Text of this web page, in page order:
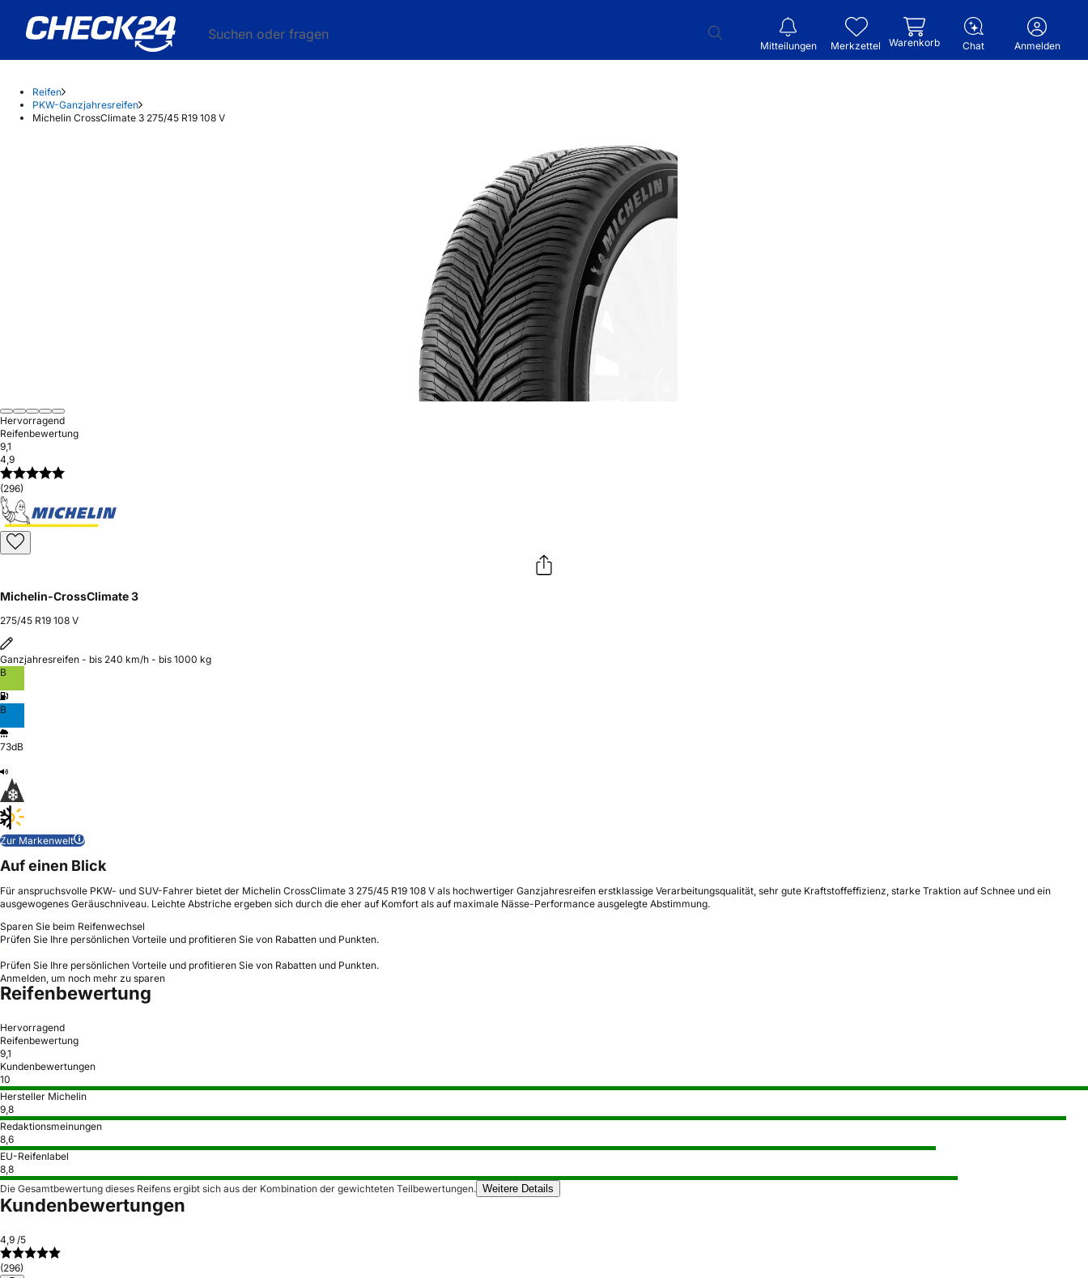
Suchen oder fragen
Mitteilungen Merkzettel Warenkorb Chat Anmelden
Reifen
PKW-Ganzjahresreifen
Michelin CrossClimate 3 275/45 R19 108 V
Hervorragend
Reifenbewertung
9,1
4,9
(296)
Michelin-CrossClimate 3
275/45 R19 108 V
Ganzjahresreifen - bis 240 km/h - bis 1000 kg
B
B
73dB
Zur Markenwelt
Auf einen Blick
Für anspruchsvolle PKW- und SUV-Fahrer bietet der Michelin CrossClimate 3 275/45 R19 108 V als hochwertiger Ganzjahresreifen erstklassige Verarbeitungsqualität, sehr gute Kraftstoffeffizienz, starke Traktion auf Schnee und ein
ausgewogenes Geräuschniveau. Leichte Abstriche ergeben sich durch die eher auf Komfort als auf maximale Nässe-Performance ausgelegte Abstimmung.
Sparen Sie beim Reifenwechsel
Prüfen Sie Ihre persönlichen Vorteile und profitieren Sie von Rabatten und Punkten.
Prüfen Sie Ihre persönlichen Vorteile und profitieren Sie von Rabatten und Punkten.
Anmelden, um noch mehr zu sparen
Reifenbewertung
Hervorragend
Reifenbewertung
9,1
Kundenbewertungen
10
Hersteller Michelin
9,8
Redaktionsmeinungen
8,6
EU-Reifenlabel
8,8
Die Gesamtbewertung dieses Reifens ergibt sich aus der Kombination der gewichteten Teilbewertungen. Weitere Details
Kundenbewertungen
4,9 /5
(296)